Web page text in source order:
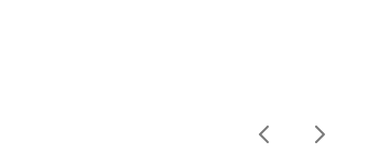
e a funcionalidade, perfeita para o dia a
uma experiência agradável a